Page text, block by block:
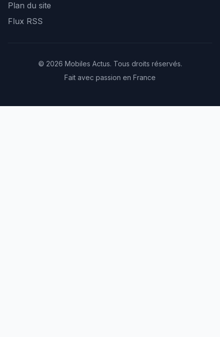
Plan du site
Flux RSS
© 2026 Mobiles Actus. Tous droits réservés.
Fait avec passion en France